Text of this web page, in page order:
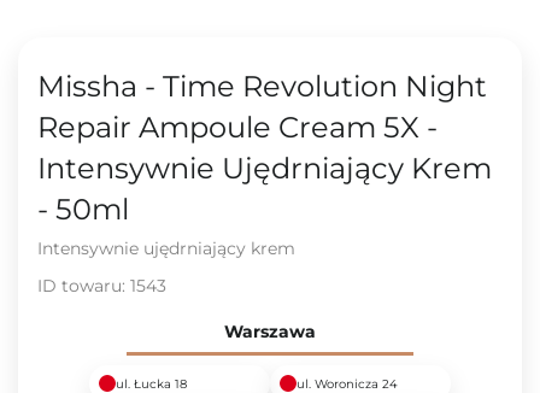
Missha - Time Revolution Night
Repair Ampoule Cream 5X -
Intensywnie Ujędrniający Krem
- 50ml
Intensywnie ujędrniający krem
ID towaru: 1543
Warszawa
ul. Łucka 18 ul. Woronicza 24